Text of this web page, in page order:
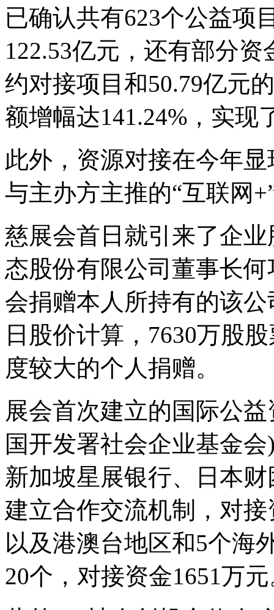
已确认共有623个公益项
122.53亿元，还有部分
约对接项目和50.79亿元
额增幅达141.24%，实现
此外，资源对接在今年
与主办方主推的“互联网
慈展会首日就引来了企
态股份有限公司董事长
会捐赠本人所持有的该公
日股价计算，7630万股
度较大的个人捐赠。
展会首次建立的国际公
国开发署社会企业基金
新加坡星展银行、日本
建立合作交流机制，对
以及港澳台地区和5个海
20个，对接资金1651万